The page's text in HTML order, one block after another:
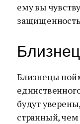
ему вы
защищенность
Близнецы
будут
странный,